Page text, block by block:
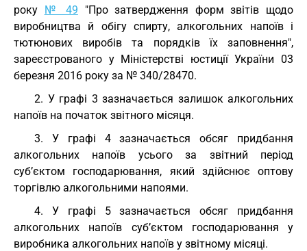
року № 49 "Про затвердження форм звітів щодо
виробництва й обігу спирту, алкогольних напоїв і
тютюнових виробів та порядків їх заповнення",
зареєстрованого у Міністерстві юстиції України 03
березня 2016 року за № 340/28470.
2. У графі 3 зазначається залишок алкогольних
напоїв на початок звітного місяця.
3. У графі 4 зазначається обсяг придбання
алкогольних напоїв усього за звітний період
суб’єктом господарювання, який здійснює оптову
торгівлю алкогольними напоями.
4. У графі 5 зазначається обсяг придбання
алкогольних напоїв суб’єктом господарювання у
виробника алкогольних напоїв у звітному місяці.